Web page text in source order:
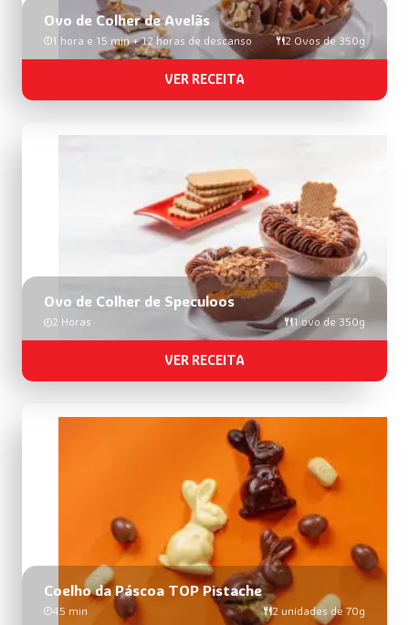
Ovo de Colher de Avelãs
1 hora e 15 min + 12 horas de descanso 2 Ovos de 350g
VER RECEITA
Ovo de Colher de Speculoos
2 Horas 1 ovo de 350g
VER RECEITA
Coelho da Páscoa TOP Pistache
45 min 2 unidades de 70g